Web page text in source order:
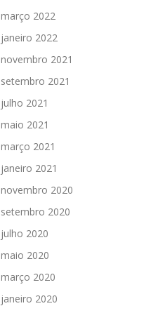
março 2022
janeiro 2022
novembro 2021
setembro 2021
julho 2021
maio 2021
março 2021
janeiro 2021
novembro 2020
setembro 2020
julho 2020
maio 2020
março 2020
janeiro 2020